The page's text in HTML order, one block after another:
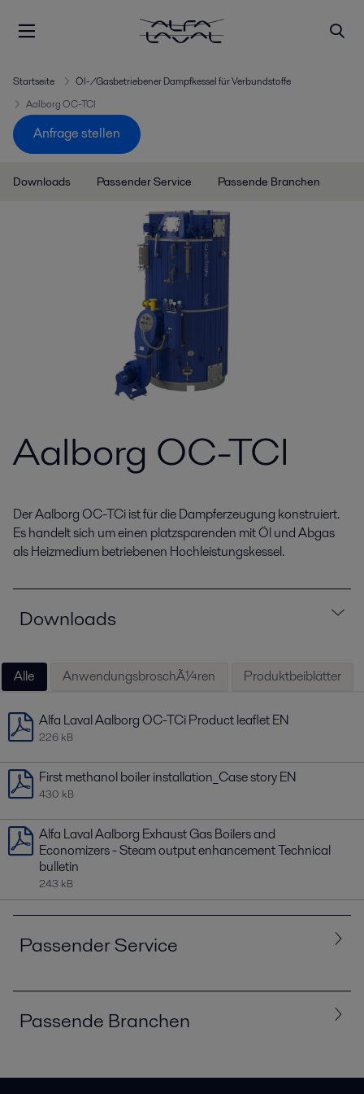
Startseite
Öl-/Gasbetriebener Dampfkessel für Verbundstoffe
Aalborg OC-TCI
Anfrage stellen
Downloads Passender Service Passende Branchen
Aalborg OC-TCI
Der Aalborg OC-TCi ist für die Dampferzeugung konstruiert.
Es handelt sich um einen platzsparenden mit Öl und Abgas
als Heizmedium betriebenen Hochleistungskessel.
Downloads
Alle AnwendungsbroschÃ¼ren Produktbeiblätter
Alfa Laval Aalborg OC-TCi Product leaflet EN
226 kB
First methanol boiler installation_Case story EN
430 kB
Alfa Laval Aalborg Exhaust Gas Boilers and
Economizers - Steam output enhancement Technical
bulletin
243 kB
Passender Service
Passende Branchen